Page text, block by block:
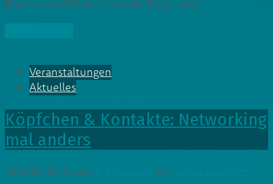
Räume und Flächen und die Frage, was
Veranstaltungen
Aktuelles
Köpfchen & Kontakte: Networking
mal anders
Veröffentlicht am von